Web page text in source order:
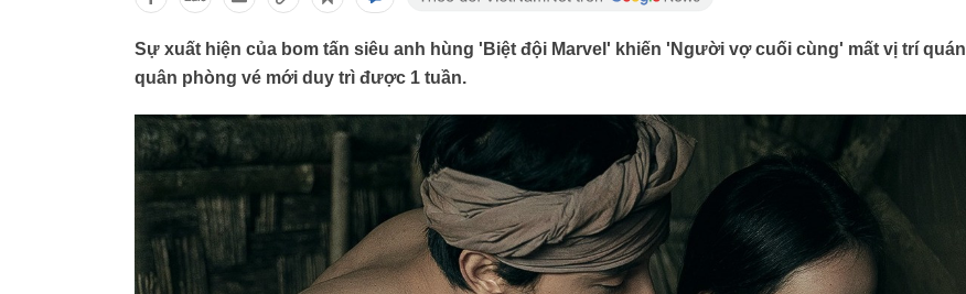
Sự xuất hiện của bom tấn siêu anh hùng 'Biệt đội Marvel' khiến 'Người vợ cuối cùng' mất vị trí quán
quân phòng vé mới duy trì được 1 tuần.